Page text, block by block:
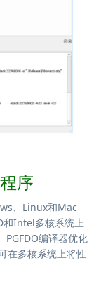
序
、Linux和Mac
和Intel多核系统上
PGFDO编译器优化
在多核系统上将性